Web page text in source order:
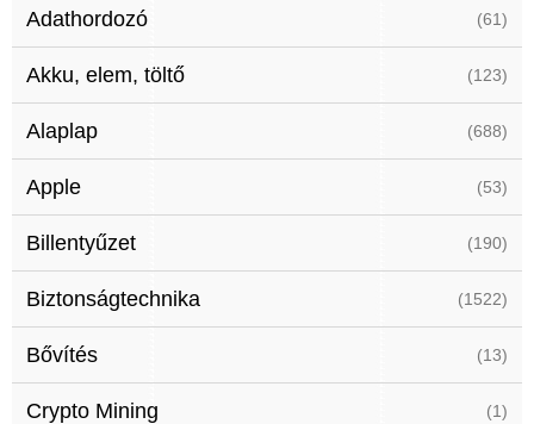
Adathordozó (61)
Akku, elem, töltő (123)
Alaplap (688)
Apple (53)
Billentyűzet (190)
Biztonságtechnika (1522)
Bővítés (13)
Crypto Mining (1)